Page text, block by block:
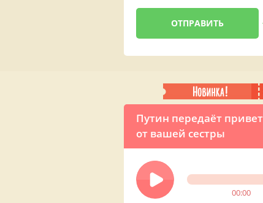
Путин передаёт привет
от вашей сестры
00:00